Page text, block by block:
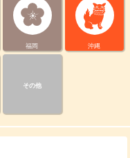
福岡 沖縄
その他